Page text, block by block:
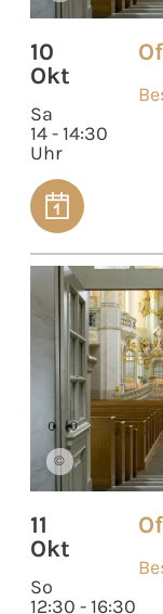
10
Okt
Sa
14 - 14:30
Uhr
©
11
Okt
So
12:30 - 16:30